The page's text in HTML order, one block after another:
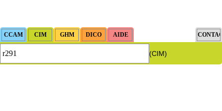
(CIM)